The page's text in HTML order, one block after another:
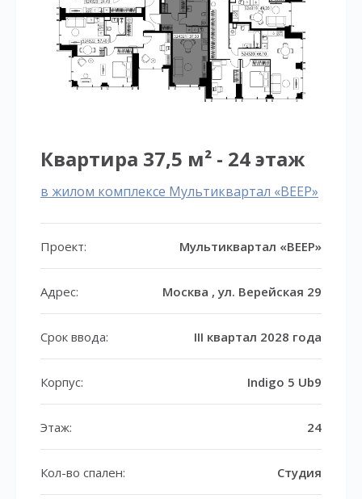
Квартира 37,5 м² - 24 этаж
в жилом комплексе Мультиквартал «ВЕЕР»
Проект: Мультиквартал «ВЕЕР»
Адрес: Москва , ул. Верейская 29
Срок ввода: III квартал 2028 года
Корпус: Indigo 5 Ub9
Этаж: 24
Кол-во спален: Студия